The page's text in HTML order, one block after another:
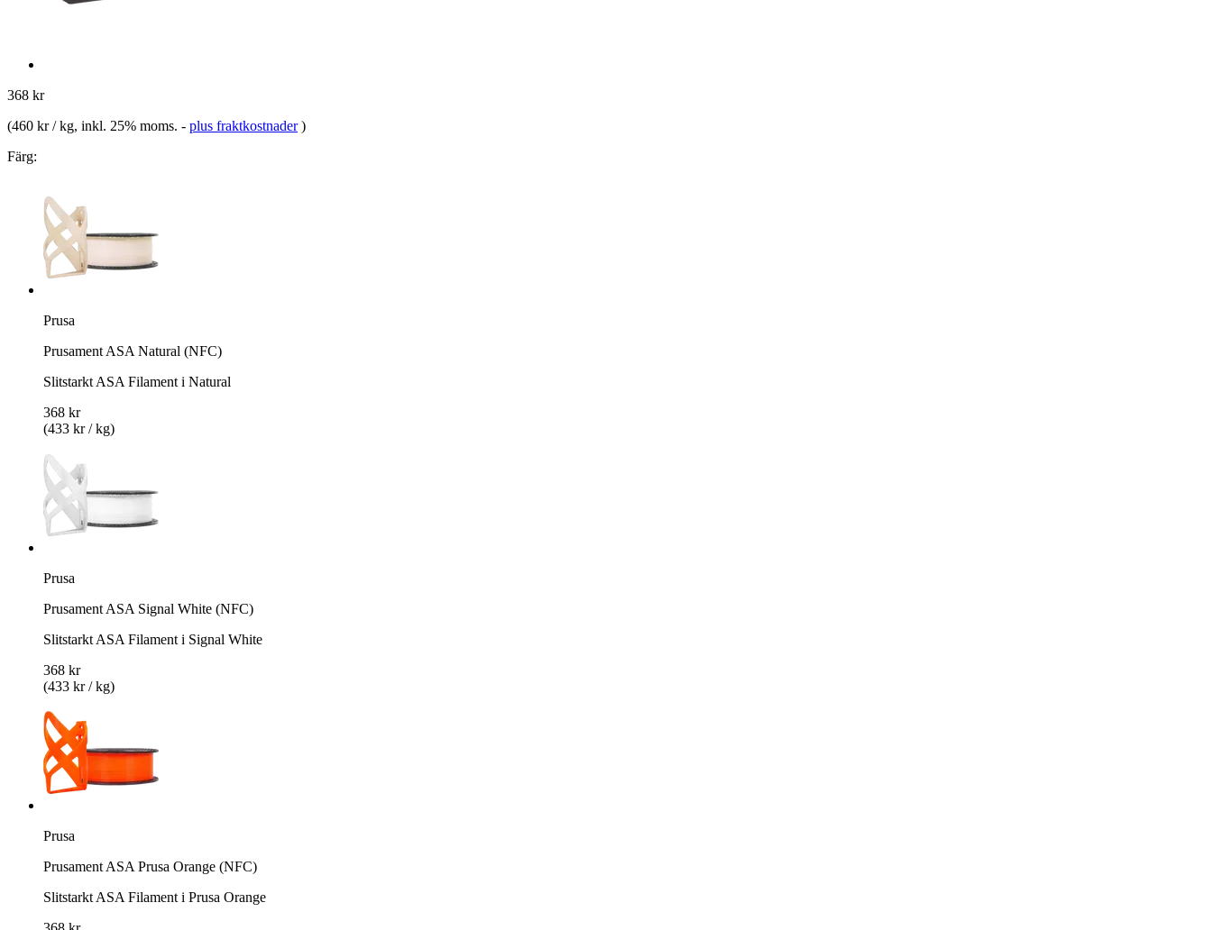
368 kr
(460 kr / kg, inkl. 25% moms. - plus fraktkostnader )
Färg:
Prusa
Prusament ASA Natural (NFC)
Slitstarkt ASA Filament i Natural
368 kr
(433 kr / kg)
Prusa
Prusament ASA Signal White (NFC)
Slitstarkt ASA Filament i Signal White
368 kr
(433 kr / kg)
Prusa
Prusament ASA Prusa Orange (NFC)
Slitstarkt ASA Filament i Prusa Orange